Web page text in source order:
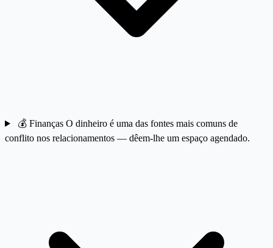
💰 Finanças O dinheiro é uma das fontes mais comuns de
conflito nos relacionamentos — dêem-lhe um espaço agendado.